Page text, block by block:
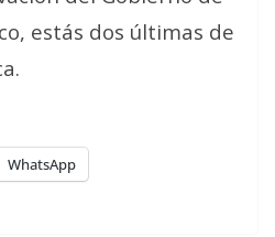
estás dos últimas de
WhatsApp